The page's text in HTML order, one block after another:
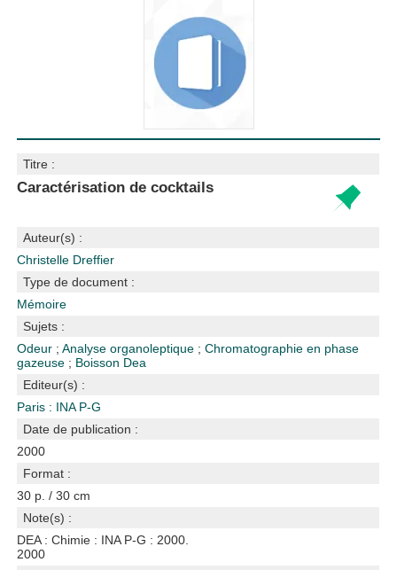
Titre :
Caractérisation de cocktails
Auteur(s) :
Christelle Dreffier
Type de document :
Mémoire
Sujets :
Odeur ;Analyse organoleptique ;Chromatographie en phase
gazeuse ; Boisson Dea
Editeur(s) :
Paris : INA P-G
Date de publication :
2000
Format :
30 p. / 30 cm
Note(s) :
DEA : Chimie : INA P-G : 2000.
2000